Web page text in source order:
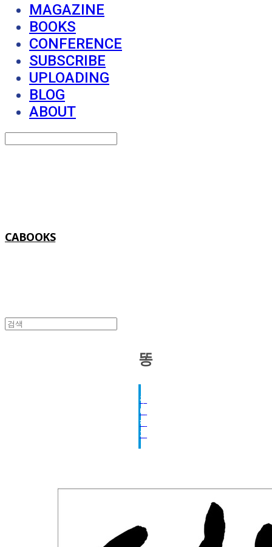
MAGAZINE
BOOKS
CONFERENCE
SUBSCRIBE
UPLOADING
BLOG
ABOUT
CABOOKS
똥
구
매
하
기